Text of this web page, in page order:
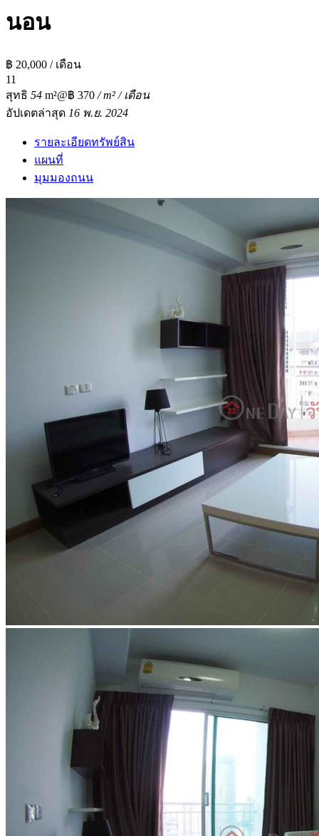
นอน
฿ 20,000 / เดือน
11
สุทธิ 54 m²@฿ 370 / m² / เดือน
อัปเดตล่าสุด 16 พ.ย. 2024
รายละเอียดทรัพย์สิน
แผนที่
มุมมองถนน